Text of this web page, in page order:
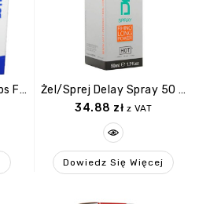
Supl.diety V Activ Caps For Men 20caps
Żel/sprej Delay Spray 50 Ml
34.88 zł z VAT
Dowiedz Się Więcej